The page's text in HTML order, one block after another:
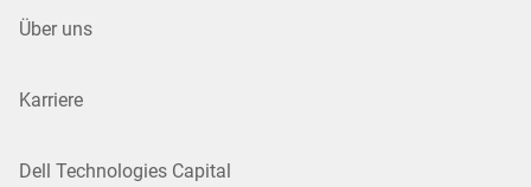
Über uns
Karriere
Dell Technologies Capital